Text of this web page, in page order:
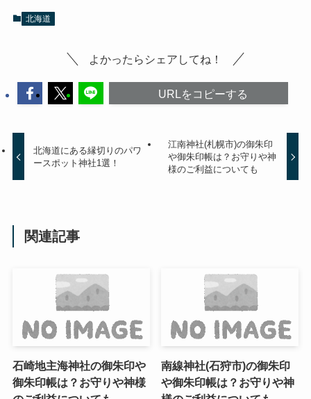
北海道
よかったらシェアしてね！
URLをコピーする
北海道にある縁切りのパワ
ースポット神社1選！
江南神社(札幌市)の御朱印
や御朱印帳は？お守りや神
様のご利益についても
関連記事
石崎地主海神社の御朱印や
御朱印帳は？お守りや神様
南線神社(石狩市)の御朱印
や御朱印帳は？お守りや神